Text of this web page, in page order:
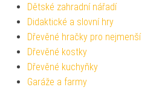
Dětské zahradní nářadí
Didaktické a slovní hry
Dřevěné hračky pro nejmenší
Dřevěné kostky
Dřevěné kuchyňky
Garáže a farmy